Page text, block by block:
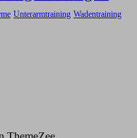
Unterarmtraining Wadentraining